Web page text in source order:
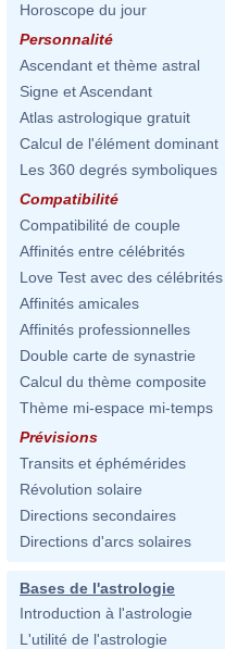
Horoscope du jour
Personnalité
Ascendant et thème astral
Signe et Ascendant
Atlas astrologique gratuit
Calcul de l'élément dominant
Les 360 degrés symboliques
Compatibilité
Compatibilité de couple
Affinités entre célébrités
Love Test avec des célébrités
Affinités amicales
Affinités professionnelles
Double carte de synastrie
Calcul du thème composite
Thème mi-espace mi-temps
Prévisions
Transits et éphémérides
Révolution solaire
Directions secondaires
Directions d'arcs solaires
Bases de l'astrologie
Introduction à l'astrologie
L'utilité de l'astrologie